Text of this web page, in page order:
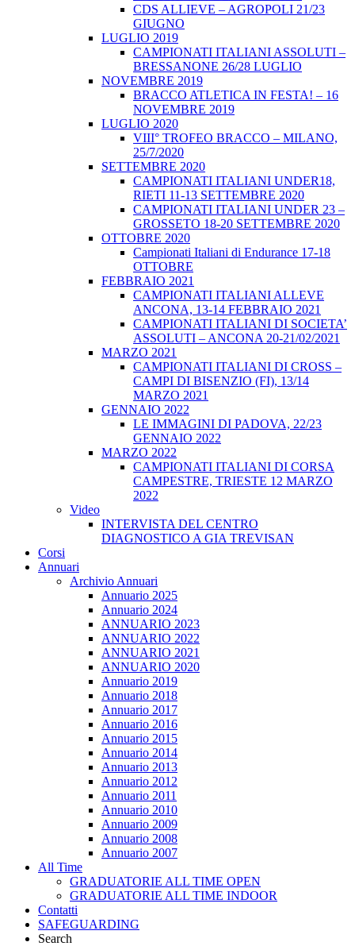
CDS ALLIEVE – AGROPOLI 21/23
GIUGNO
LUGLIO 2019
CAMPIONATI ITALIANI ASSOLUTI –
BRESSANONE 26/28 LUGLIO
NOVEMBRE 2019
BRACCO ATLETICA IN FESTA! – 16
NOVEMBRE 2019
LUGLIO 2020
VIII° TROFEO BRACCO – MILANO,
25/7/2020
SETTEMBRE 2020
CAMPIONATI ITALIANI UNDER18,
RIETI 11-13 SETTEMBRE 2020
CAMPIONATI ITALIANI UNDER 23 –
GROSSETO 18-20 SETTEMBRE 2020
OTTOBRE 2020
Campionati Italiani di Endurance 17-18
OTTOBRE
FEBBRAIO 2021
CAMPIONATI ITALIANI ALLEVE
ANCONA, 13-14 FEBBRAIO 2021
CAMPIONATI ITALIANI DI SOCIETA’
ASSOLUTI – ANCONA 20-21/02/2021
MARZO 2021
CAMPIONATI ITALIANI DI CROSS –
CAMPI DI BISENZIO (FI), 13/14
MARZO 2021
GENNAIO 2022
LE IMMAGINI DI PADOVA, 22/23
GENNAIO 2022
MARZO 2022
CAMPIONATI ITALIANI DI CORSA
CAMPESTRE, TRIESTE 12 MARZO
2022
Video
INTERVISTA DEL CENTRO
DIAGNOSTICO A GIA TREVISAN
Corsi
Annuari
Archivio Annuari
Annuario 2025
Annuario 2024
ANNUARIO 2023
ANNUARIO 2022
ANNUARIO 2021
ANNUARIO 2020
Annuario 2019
Annuario 2018
Annuario 2017
Annuario 2016
Annuario 2015
Annuario 2014
Annuario 2013
Annuario 2012
Annuario 2011
Annuario 2010
Annuario 2009
Annuario 2008
Annuario 2007
All Time
GRADUATORIE ALL TIME OPEN
GRADUATORIE ALL TIME INDOOR
Contatti
SAFEGUARDING
Search